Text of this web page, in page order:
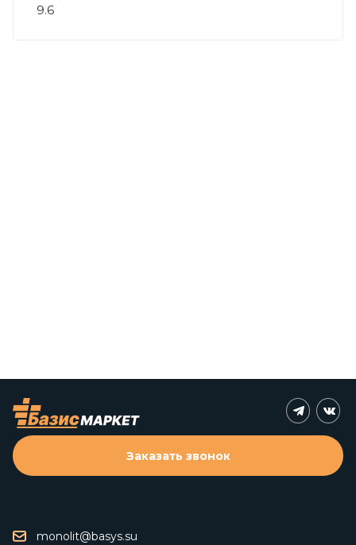
9.6
monolit@basys.su
Заказать звонок